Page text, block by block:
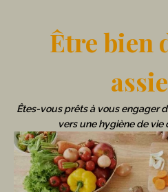
Être bien
Êtes-vous prêts à vous engager
vers une hygiène de vie